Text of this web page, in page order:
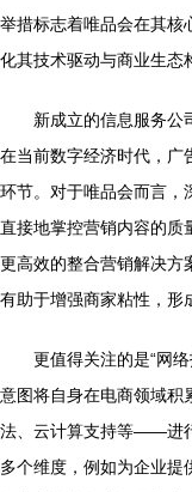
举措标志着唯品会在其核
化其技术驱动与商业生态
新成立的信息服务公
在当前数字经济时代，广
环节。对于唯品会而言，
直接地掌控营销内容的质
更高效的整合营销解决方
有助于增强商家粘性，形
更值得关注的是“网
意图将自身在电商领域
法、云计算支持等——进
多个维度，例如为企业提